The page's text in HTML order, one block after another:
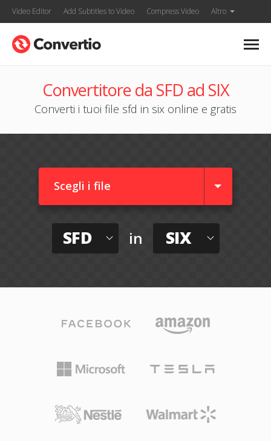
Video Editor Add Subtitles to Video Compress Video Altro
Convertitore da SFD ad SIX
Converti i tuoi file sfd in six online e gratis
Scegli i file
SFD in SIX